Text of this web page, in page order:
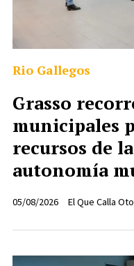
Grasso
municipales
recursos de
autonomía
El Que Calla
Rio Gallegos
05/08/2026